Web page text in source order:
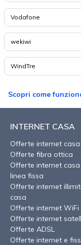
Vodafone
wekiwi
WindTre
Scopri come
INTERNET CASA
Offerte internet casa
Offerte fibra ottica
Offerte internet
linea fissa
Offerte internet
casa
Offerte internet WiFi
Offerte internet
Offerte ADSL
Offerte internet e